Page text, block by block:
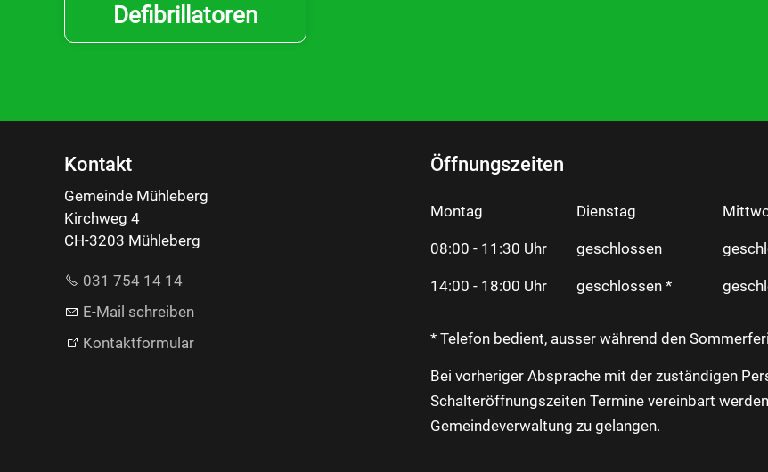
Defibrillatoren
Kontakt
Gemeinde Mühleberg
Kirchweg 4
CH-3203 Mühleberg
031 754 14 14
E-Mail schreiben
Kontaktformular
Öffnungszeiten
Montag
08:00 - 11:30 Uhr
14:00 - 18:00 Uhr
Dienstag
geschlossen
geschlossen *
* Telefon bedient, ausser während den
Bei vorheriger Absprache mit der zuständigen
Schalteröffnungszeiten Termine vereinbart
Gemeindeverwaltung zu gelangen.